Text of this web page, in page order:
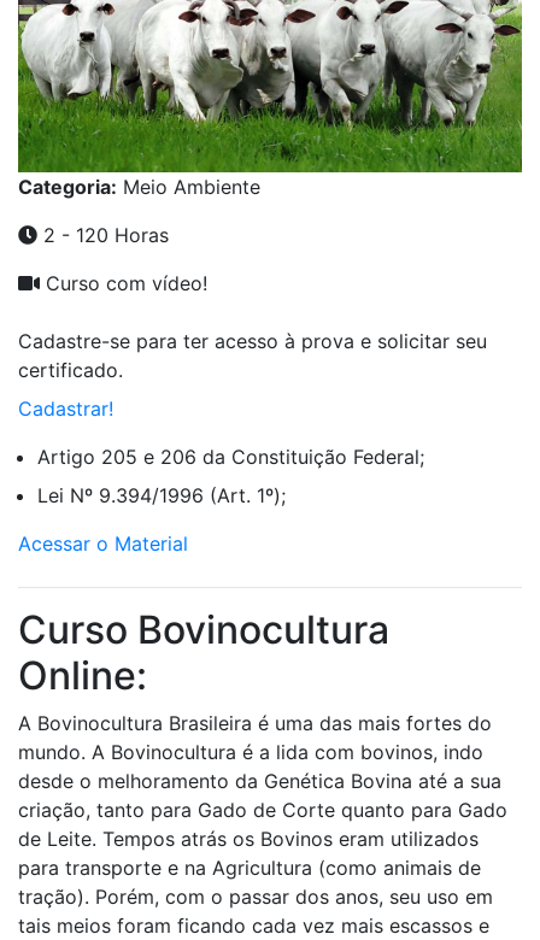
Categoria: Meio Ambiente
2 - 120 Horas
Curso com vídeo!
Cadastre-se para ter acesso à prova e solicitar seu
certificado.
Cadastrar!
Artigo 205 e 206 da Constituição Federal;
Lei Nº 9.394/1996 (Art. 1º);
Acessar o Material
Curso Bovinocultura
Online:
A Bovinocultura Brasileira é uma das mais fortes do
mundo. A Bovinocultura é a lida com bovinos, indo
desde o melhoramento da Genética Bovina até a sua
criação, tanto para Gado de Corte quanto para Gado
de Leite. Tempos atrás os Bovinos eram utilizados
para transporte e na Agricultura (como animais de
tração). Porém, com o passar dos anos, seu uso em
tais meios foram ficando cada vez mais escassos e